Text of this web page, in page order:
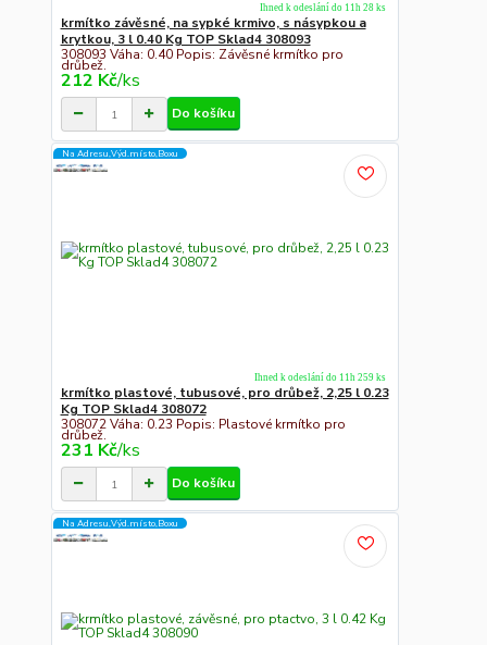
krmítko závěsné, na sypké krmivo, s násypkou a
krytkou, 3 l 0.40 Kg TOP Sklad4 308093
308093 Váha: 0.40 Popis: Závěsné krmítko pro
drůbež.
212 Kč/ks
Ihned k odeslání do 11h 28 ks
Do košíku
Na Adresu,Výd.místo,Boxu
krmítko plastové, tubusové, pro drůbež, 2,25 l 0.23
Kg TOP Sklad4 308072
308072 Váha: 0.23 Popis: Plastové krmítko pro
drůbež.
231 Kč/ks
Ihned k odeslání do 11h 259 ks
Do košíku
Na Adresu,Výd.místo,Boxu